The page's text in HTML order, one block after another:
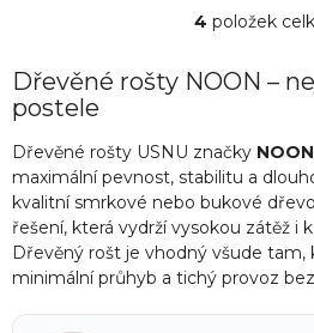
O
l
a
c
í
p
r
v
k
4 položek
Dřevěné rošty NOON –
postele
Dřevěné rošty USNU značky NOON
maximální pevnost, stabilitu a
kvalitní smrkové nebo bukové
řešení, která vydrží vysokou zátěž i
Dřevěný rošt je vhodný všude tam,
minimální průhyb a tichý provoz